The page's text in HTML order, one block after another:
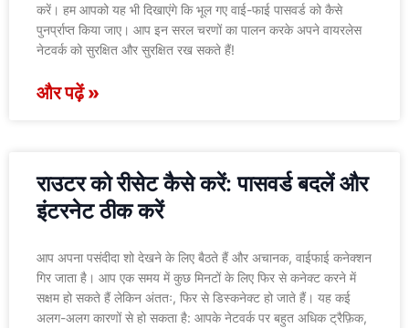
करें। हम आपको यह भी दिखाएंगे कि भूल गए वाई-फाई पासवर्ड को कैसे
पुनर्प्राप्त किया जाए। आप इन सरल चरणों का पालन करके अपने वायरलेस
नेटवर्क को सुरक्षित और सुरक्षित रख सकते हैं!
और पढ़ें »
राउटर को रीसेट कैसे करें: पासवर्ड बदलें और
इंटरनेट ठीक करें
आप अपना पसंदीदा शो देखने के लिए बैठते हैं और अचानक, वाईफाई कनेक्शन
गिर जाता है। आप एक समय में कुछ मिनटों के लिए फिर से कनेक्ट करने में
सक्षम हो सकते हैं लेकिन अंततः, फिर से डिस्कनेक्ट हो जाते हैं। यह कई
अलग-अलग कारणों से हो सकता है: आपके नेटवर्क पर बहुत अधिक ट्रैफ़िक,